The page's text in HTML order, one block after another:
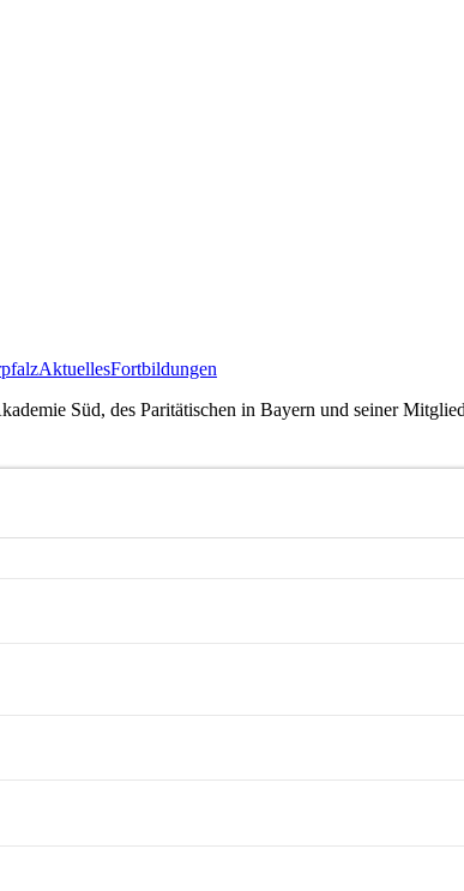
AktuellesFortbildungen
Süd, des Paritätischen in Bayern und seiner